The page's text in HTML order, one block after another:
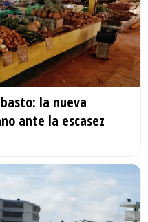
la nueva
ante la escasez